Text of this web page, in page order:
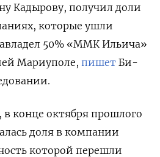
Кадырову, получил доли
которые ушли
50% «ММК Ильича»
Мариуполе, пишет Би-
конце октября прошлого
доля в компании
которой перешли